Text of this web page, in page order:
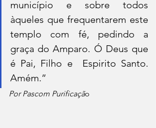
município e sobre todos
àqueles que frequentarem este
templo com fé, pedindo a
graça do Amparo. Ó Deus que
é Pai, Filho e  Espirito Santo.
Amém.”
Por Pascom Purificação